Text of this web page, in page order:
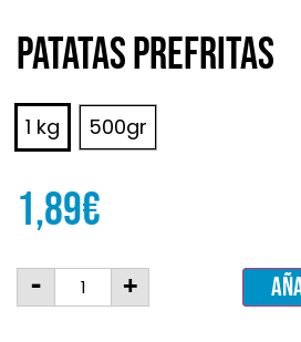
Patatas prefritas
1 kg 500gr
1,89€
- +